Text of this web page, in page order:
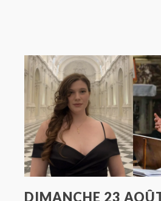
DIMANCHE 23